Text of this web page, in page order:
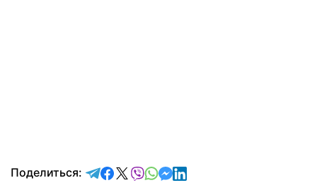
Поделиться: отправить в Telegram
поделиться в Facebook
поделиться в X
отправить в Viber
отправить в Whatsapp
отправить в Messenger
отправить в LinkedIn